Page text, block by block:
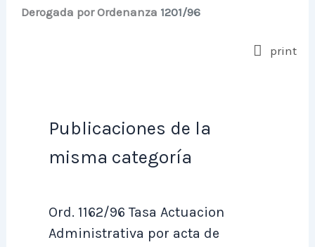
Derogada por Ordenanza 1201/96
print
Publicaciones de la
misma categoría
Ord. 1162/96 Tasa Actuacion
Administrativa por acta de